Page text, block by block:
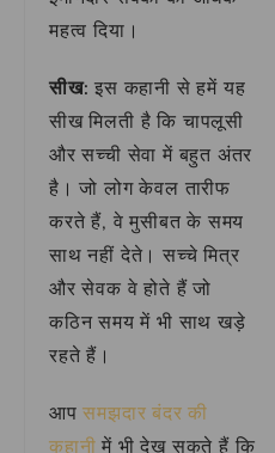
महत्व दिया।
सीख: इस कहानी से हमें यह
सीख मिलती है कि चापलूसी
और सच्ची सेवा में बहुत अंतर
है। जो लोग केवल तारीफ
करते हैं, वे मुसीबत के समय
साथ नहीं देते। सच्चे मित्र
और सेवक वे होते हैं जो
कठिन समय में भी साथ खड़े
रहते हैं।
आपसमझदार बंदर की
कहानी में भी देख सकते हैं कि